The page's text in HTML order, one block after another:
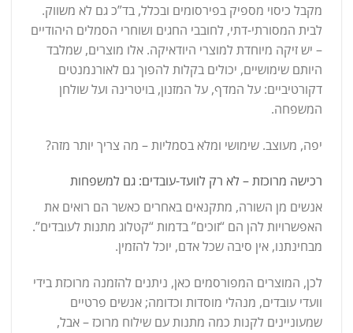
מקבל כיסוי מספיק בפירסומים ובכלל, בד”כ גם לא משווק.
לבית המסורתי-דתי, לחובבי החגים ושוחרי הסמלים היהודיים
– יש זיקה מיוחדת למוצרי היודאיקה. אלו מוצרים, שמלבד
היותם שימושיים, יכולים בקלות להפוך גם לאורנמנטים
דקורטיביים: על המדף, על המזנון, בויטרינה ועל שולחן
המשפחה.
יפה, מעוצב. שימושי ומלא בסמליות – מה צריך יותר מזה?
רכישה מרוכזת – לא רק לוועד-עובדים: גם למשפחות
אנשים מן השורה, מתקנאים באחרים כאשר הם רואים את
האפשרויות להן הם “זוכים” בדמות “קטלוג מתנות לעובדים”.
מבחינתנו, אין סיבה שכל אדם, יוכל להזמין.
לכן, המוצרים המפורסמים כאן, ניתנים להזמנה מרוכזת בידי
וועדי עובדים, מנהלי מוסדות וכדומה; אנשים פרטיים
שמעוניינים לקנות כמה מתנות עם שילוח מרוכז – אבל,